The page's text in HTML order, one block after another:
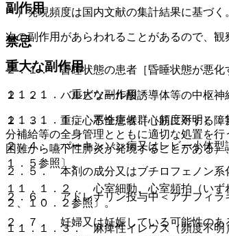
＊）発現頻度は国内文献の集計結果に基づく
禁忌
２．１． 昏睡状態の患者［昏睡状態が悪化
２．２． バルビツール酸誘導体等の中枢神
２．３． 重症心不全患者［心筋に対する障
２．４． パーキンソン病又はレビー小体型
２．５． 本剤の成分又はブチロフェノン系
２．６． アドレナリン投与中＜アナフィラ
２．７． 妊婦又は妊娠している可能性のあ
副作用
次の副作用があらわれることがあるので、
重大な副作用
１１．１． 重大な副作用
１１．１．１． 悪性症候群（頻度不明）：
分補給等の全身管理とともに適切な処置を
困難から嚥下性肺炎が発現することがある
１．５参照〕。
１１．１．２． 心室細動、心室頻拍（い
２、１０．２参照〕。
１１．１．３． 麻痺性イレウス（頻度不明